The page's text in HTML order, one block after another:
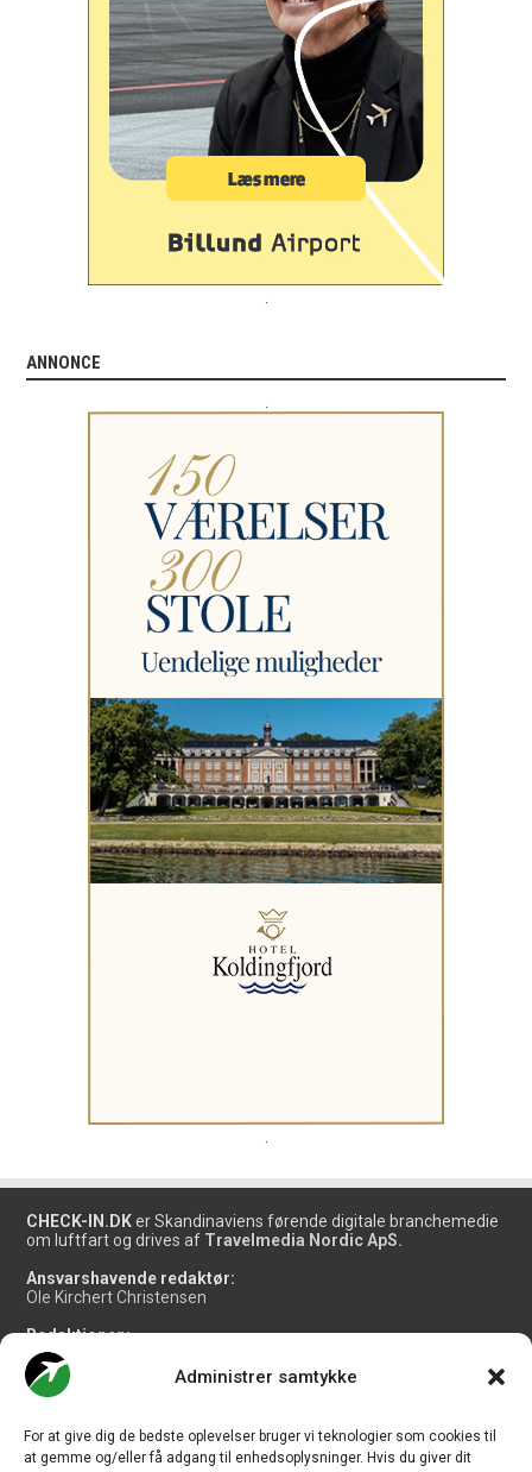
Administrer samtykke
For at give dig de bedste oplevelser bruger vi teknologier som cookies til
at gemme og/eller få adgang til enhedsoplysninger. Hvis du giver dit
ANNONCE
CHECK-IN.DK er Skandinaviens førende digitale branchemedie
om luftfart og drives af Travelmedia Nordic ApS.
Ansvarshavende redaktør:
Ole Kirchert Christensen
Redaktionen:
Christian Granhøj Skouboe
Henrik Baumgarten
Danny Longhi Andreasen
Salg og jobannoncer: